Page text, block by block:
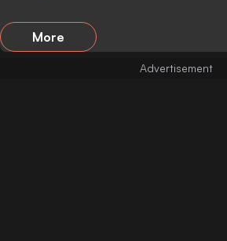
More